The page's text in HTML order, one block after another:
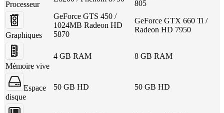
Processeur
805
Graphiques
GeForce GTS 450 /
1024MB Radeon HD
5870
GeForce GTX 660 Ti /
Radeon HD 7950
Mémoire vive
4 GB RAM 8 GB RAM
Espace
disque
50 GB HD 50 GB HD